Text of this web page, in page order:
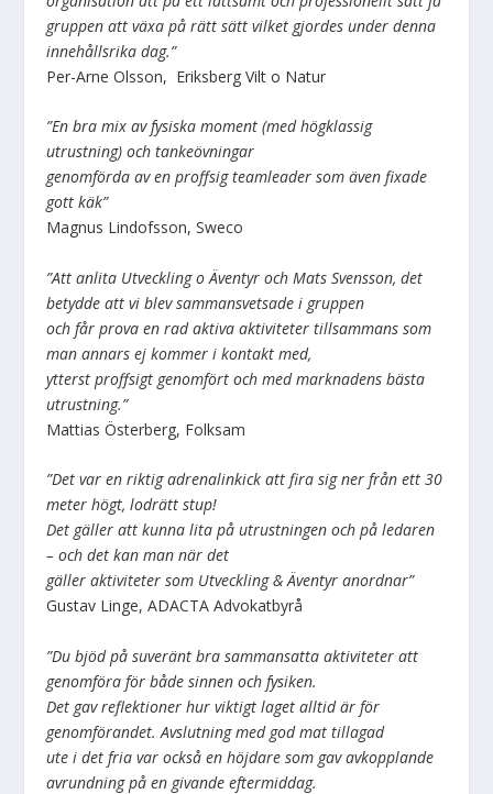
gruppen att växa på rätt sätt vilket gjordes under denna
innehållsrika dag.”
Per-Arne Olsson, Eriksberg Vilt o Natur
”En bra mix av fysiska moment (med högklassig
utrustning) och tankeövningar
genomförda av en proffsig teamleader som även fixade
gott käk”
Magnus Lindofsson, Sweco
”Att anlita Utveckling o Äventyr och Mats Svensson, det
betydde att vi blev sammansvetsade i gruppen
och får prova en rad aktiva aktiviteter tillsammans som
man annars ej kommer i kontakt med,
ytterst proffsigt genomfört och med marknadens bästa
utrustning.”
Mattias Österberg, Folksam
”Det var en riktig adrenalinkick att fira sig ner från ett 30
meter högt, lodrätt stup!
Det gäller att kunna lita på utrustningen och på ledaren
– och det kan man när det
gäller aktiviteter som Utveckling & Äventyr anordnar”
Gustav Linge, ADACTA Advokatbyrå
”Du bjöd på suveränt bra sammansatta aktiviteter att
genomföra för både sinnen och fysiken.
Det gav reflektioner hur viktigt laget alltid är för
genomförandet. Avslutning med god mat tillagad
ute i det fria var också en höjdare som gav avkopplande
avrundning på en givande eftermiddag.